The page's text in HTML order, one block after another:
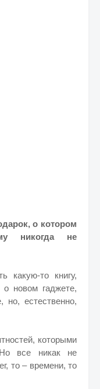
о котором
никогда не
какую-то книгу,
новом гаджете,
но, естественно,
которыми
все никак не
то – времени, то